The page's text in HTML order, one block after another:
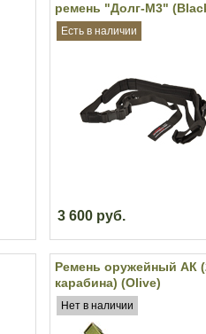
Есть в наличии
ремень "Долг-М3"
3 600 руб.
Нет в наличии
Ремень оружейный АК
карабина) (Olive)